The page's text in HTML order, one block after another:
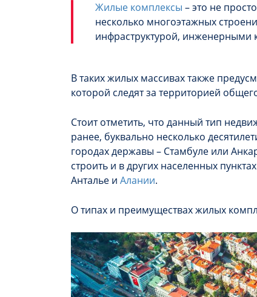
Жилые комплексы – это не
несколько многоэтажных
инфраструктурой, инженерными
В таких жилых массивах также
которой следят за территорией
Стоит отметить, что данный тип
ранее, буквально несколько
городах державы – Стамбуле или
строить и в других населенных
Анталье и Алании.
О типах и преимуществах жилых